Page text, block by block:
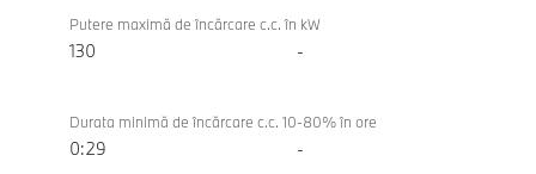
Putere maximă de încărcare c.c. în kW
130 -
Durata minimă de încărcare c.c. 10-80% în ore
0:29 -